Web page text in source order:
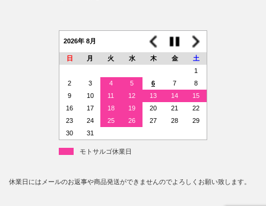
2026年 8月
日 月 火 水 木 金
土
1
2
3 4 5 6 7
8
9
10 11 12 13 14
15
16
17 18 19 20 21
22
23
24 25 26 27 28
29
30
31
モトサルゴ休業日
休業日にはメールのお返事や商品発送ができませんのでよろしくお願い致します。